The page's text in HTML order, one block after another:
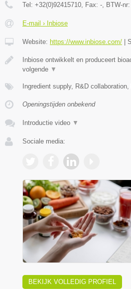
Tel: +32(0)92415710 , Fax: - , BTW-nr:
E-mail › Inbiose
Website: https://www.inbiose.com/
Inbiose ontwikkelt en produceert
volgende ▼
Ingredient supply, R&D
Openingstijden onbekend
Introductie video ▼
Sociale media:
BEKIJK VOLLEDIG PROFIEL